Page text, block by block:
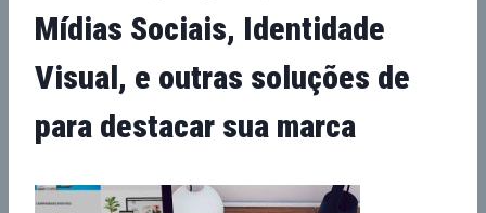
Mídias Sociais, Identidade
Visual, e outras soluções de
para destacar sua marca